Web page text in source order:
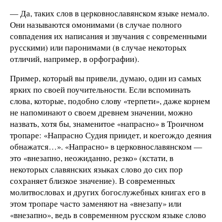
— Да, таких слов в церковнославянском языке немало.
Они называются омонимами (в случае полного
совпадения их написания и звучания с современными
русскими) или паронимами (в случае некоторых
отличий, например, в орфографии).
Пример, который вы привели, думаю, один из самых
ярких по своей поучительности. Если вспоминать
слова, которые, подобно слову «терпети», даже корнем
не напоминают о своем древнем значении, можно
назвать, хотя бы, знаменитое «напрасно» в Троичном
тропаре: «Напрасно Судия приидет, и коегождо деяния
обнажатся…». «Напрасно» в церковнославянском —
это «внезапно, неожиданно, резко» (кстати, в
некоторых славянских языках слово до сих пор
сохраняет близкое значение). В современных
молитвословах и других богослужебных книгах его в
этом тропаре часто заменяют на «внезапу» или
«внезапно», ведь в современном русском языке слово